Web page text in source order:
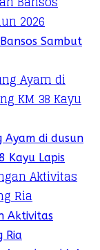
Sambut
Ayam di dusun
Kayu Lapis
Aktivitas
Ria